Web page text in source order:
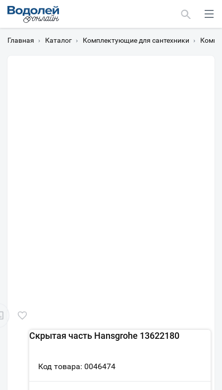
Главная › Каталог › Комплектующие для сантехники ›
Скрытая часть Hansgrohe 13622180
Код товара: 0046474